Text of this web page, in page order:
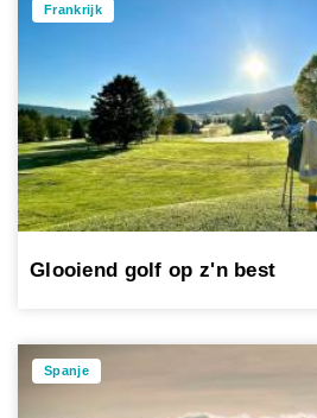
Frankrijk
Glooiend golf op z'n best
Spanje